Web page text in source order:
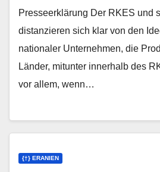
Presseerklärung Der RKES und
distanzieren sich klar von den
nationaler Unternehmen, die
Länder, mitunter innerhalb des
vor allem, wenn…
{†} ERANIEN